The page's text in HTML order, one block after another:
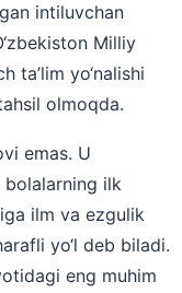
intiluvchan
Milliy
ta’lim yo‘nalishi
olmoqda.
emas. U
ilk
ilm va ezgulik
yo‘l deb biladi.
eng muhim